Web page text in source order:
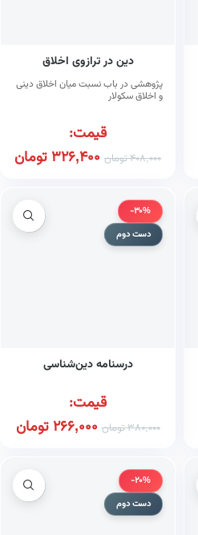
دین در ترازوی اخلاق
پژوهشی در باب نسبت میان اخلاق دینی
و اخلاق سکولار
قیمت:
408,000تومان 326,400تومان
-30%
دست دوم
درسنامه دین‌شناسی
قیمت:
380,000تومان 266,000تومان
-20%
دست دوم